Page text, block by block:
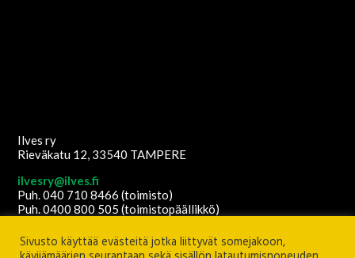
Ilves ry
Rieväkatu 12, 33540 TAMPERE
ilvesry@ilves.fi
Puh. 040 710 8466 (toimisto)
Puh. 0400 800 505 (toimistopäällikkö)
Sisältöanti: Ilves ry
Ulkoasu ja etusivun grafiikat:Juha Kurkikangas
Sivusto käyttää evästeitä jotka liittyvät somejakoon,